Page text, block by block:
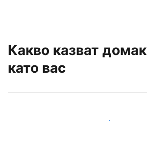
Какво казват
като вас